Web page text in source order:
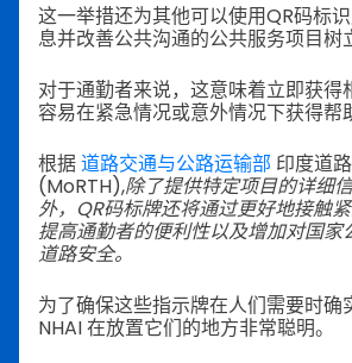
这一举措还为其他可以使用QR码标
息并改善公共沟通的公共服务项目树
对于通勤者来说，这意味着立即获得
容易在紧急情况或意外情况下获得帮
根据道路交通与公路运输部 印度道
(MoRTH),除了提供特定项目的详细
外，QR码标牌还将通过更好地接触紧
提高通勤者的便利性以及增加对国家
道路安全。
为了确保这些指示牌在人们需要时确
NHAI 在放置它们的地方非常聪明。